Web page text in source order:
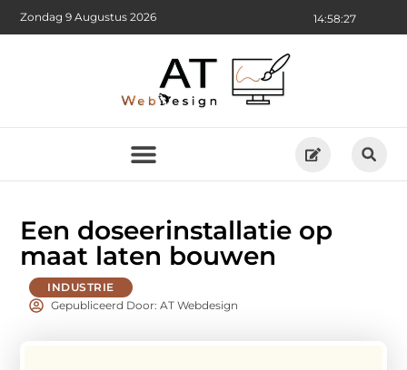
14:58:28
Zondag 9 Augustus 2026
Een doseerinstallatie op
maat laten bouwen
INDUSTRIE
Gepubliceerd Door: AT Webdesign